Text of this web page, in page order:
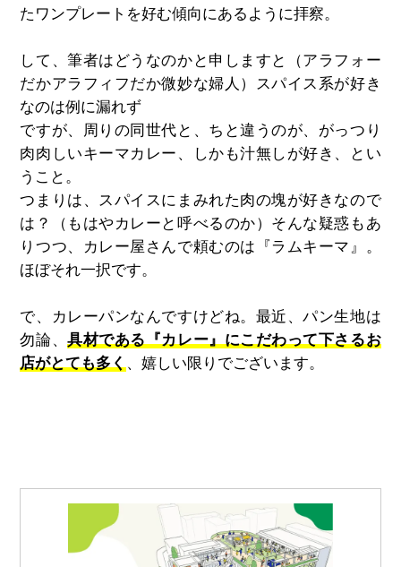
たワンプレートを好む傾向にあるように拝察。
して、筆者はどうなのかと申しますと（アラフォー
だかアラフィフだか微妙な婦人）スパイス系が好き
なのは例に漏れず
ですが、周りの同世代と、ちと違うのが、がっつり
肉肉しいキーマカレー、しかも汁無しが好き、とい
うこと。
つまりは、スパイスにまみれた肉の塊が好きなので
は？（もはやカレーと呼べるのか）そんな疑惑もあ
りつつ、カレー屋さんで頼むのは『ラムキーマ』。
ほぼそれ一択です。
で、カレーパンなんですけどね。最近、パン生地は
勿論、具材である『カレー』にこだわって下さるお
店がとても多く 、嬉しい限りでございます。